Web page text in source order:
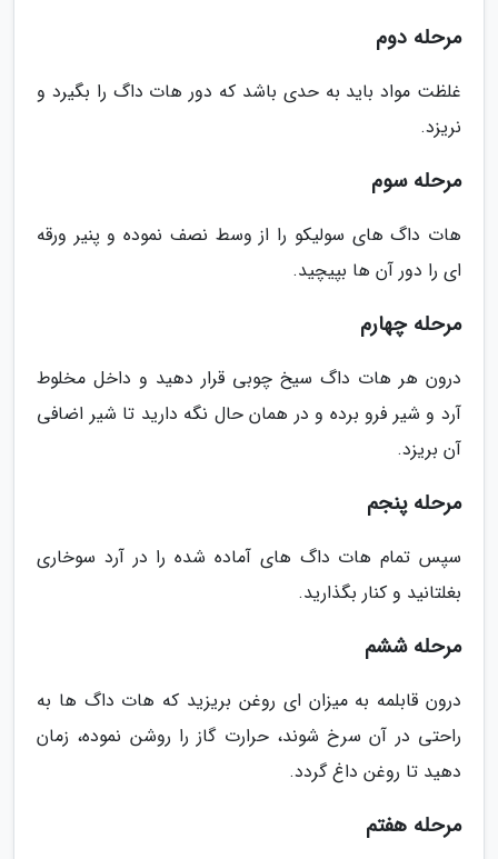
مرحله دوم
غلظت مواد باید به حدی باشد که دور هات داگ را بگیرد و
نریزد.
مرحله سوم
هات داگ های سولیکو را از وسط نصف نموده و پنیر ورقه
ای را دور آن ها بپیچید.
مرحله چهارم
درون هر هات داگ سیخ چوبی قرار دهید و داخل مخلوط
آرد و شیر فرو برده و در همان حال نگه دارید تا شیر اضافی
آن بریزد.
مرحله پنجم
سپس تمام هات داگ های آماده شده را در آرد سوخاری
بغلتانید و کنار بگذارید.
مرحله ششم
درون قابلمه به میزان ای روغن بریزید که هات داگ ها به
راحتی در آن سرخ شوند، حرارت گاز را روشن نموده، زمان
دهید تا روغن داغ گردد.
مرحله هفتم